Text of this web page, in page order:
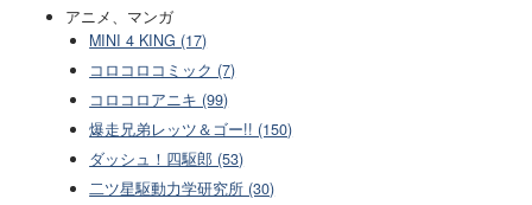
アニメ、マンガ
MINI 4 KING (17)
コロコロコミック (7)
コロコロアニキ (99)
爆走兄弟レッツ＆ゴー!! (150)
ダッシュ！四駆郎 (53)
二ツ星駆動力学研究所 (30)